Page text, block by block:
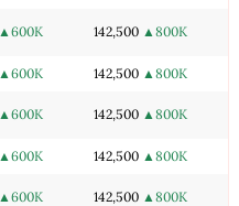
▲600K 142,500 ▲800K
▲600K 142,500 ▲800K
▲600K 142,500 ▲800K
▲600K 142,500 ▲800K
▲600K 142,500 ▲800K